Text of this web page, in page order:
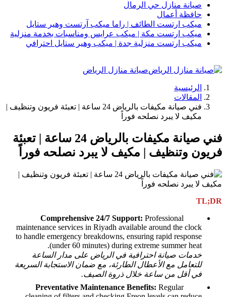
صيانة منازل حي الرمال
حافظة أعمال
ميكب ارتست الطائف | راما ميكب آرتست وهير ستايل
ميكب ارتست مكة | ميكب عرايس ومناسبات بخدمة منزلية
ميكب ارتست منزلية جدة | ميكب وهير ستايل احترافي
صيانة منازل الرياض
الرئيسية
المقالات
فني صيانة مكيفات بالرياض 24 ساعة | تعبئة فريون وتنظيف |
مكيف لا يبرد نصلحه فوراً
فني صيانة مكيفات بالرياض 24 ساعة | تعبئة
فريون وتنظيف | مكيف لا يبرد نصلحه فوراً
TL;DR
Comprehensive 24/7 Support: Professional
maintenance services in Riyadh available around the clock
to handle emergency breakdowns, ensuring rapid response
(under 60 minutes) during extreme summer heat.
خدمات صيانة احترافية في الرياض على مدار الساعة
للتعامل مع الأعطال الطارئة، مع ضمان الاستجابة السريعة
في أقل من ساعة خلال ذروة الصيف.
Preventative Maintenance Benefits: Regular